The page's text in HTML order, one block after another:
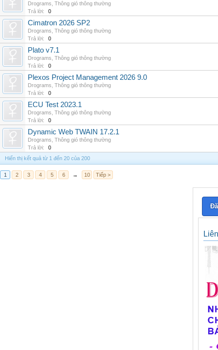
Drograms Thông gió thông thường
Trả lời:
0
Cimatron 2026 SP2
Drograms Thông gió thông thường
Trả lời:
0
Plato v7.1
Drograms Thông gió thông thường
Trả lời:
0
Plexos Project Management 2026 9.0
Drograms Thông gió thông thường
Trả lời:
0
ECU Test 2023.1
Drograms Thông gió thông thường
Trả lời:
0
Dynamic Web TWAIN 17.2.1
Drograms Thông gió thông thường
Trả lời:
0
Hiển thị kết quả từ 1 đến 20 của 200
1 2 3 4 5 6 → 10 Tiếp >